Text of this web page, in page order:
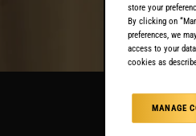
store your
By clicking on
preferences, we
access to your
cookies as
MANAGE